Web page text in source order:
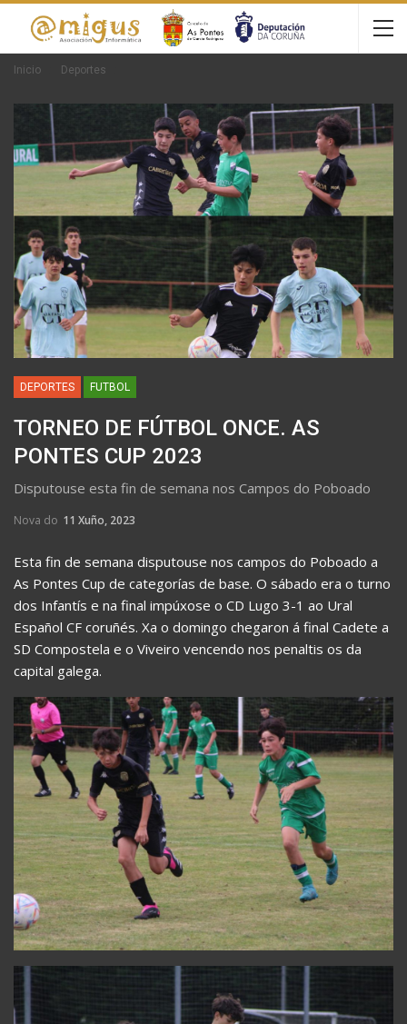
Inicio Deportes
DEPORTES FUTBOL
TORNEO DE FÚTBOL ONCE. AS
PONTES CUP 2023
Disputouse esta fin de semana nos Campos do Poboado
Nova do 11 Xuño, 2023
Esta fin de semana disputouse nos campos do Poboado a
As Pontes Cup de categorías de base. O sábado era o turno
dos Infantís e na final impúxose o CD Lugo 3-1 ao Ural
Español CF coruñés. Xa o domingo chegaron á final Cadete a
SD Compostela e o Viveiro vencendo nos penaltis os da
capital galega.